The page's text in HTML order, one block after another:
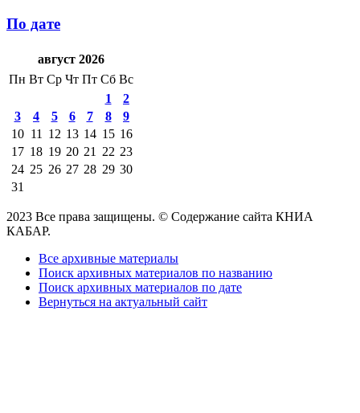
По дате
август 2026
Пн Вт Ср Чт Пт Сб Вс
1
2
3
4 5 6 7 8
9
10 11 12 13 14 15 16
17 18 19 20 21 22 23
24 25 26 27 28 29 30
31
2023 Все права защищены. © Содержание сайта КНИА
КАБАР.
Все архивные материалы
Поиск архивных материалов по названию
Поиск архивных материалов по дате
Вернуться на актуальный сайт